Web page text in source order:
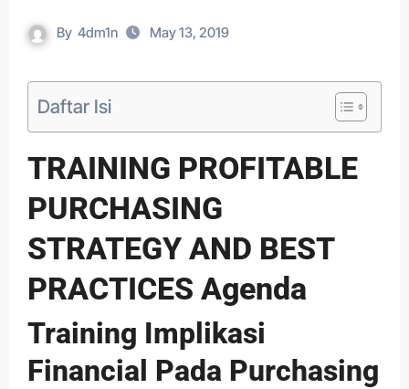
By 4dm1n May 13, 2019
Daftar Isi
TRAINING PROFITABLE
PURCHASING
STRATEGY AND BEST
PRACTICES Agenda
Training Implikasi
Financial Pada Purchasing